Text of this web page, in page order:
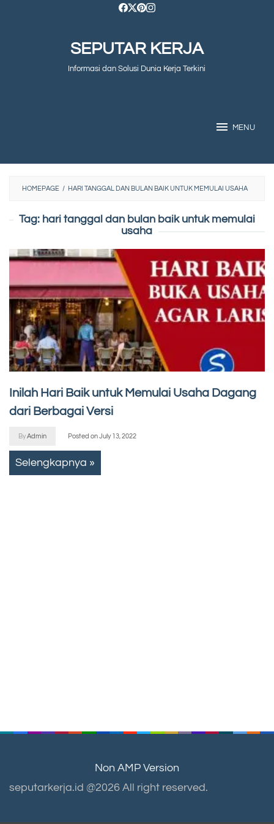
SEPUTAR KERJA
Informasi dan Solusi Dunia Kerja Terkini
MENU
HOMEPAGE / HARI TANGGAL DAN BULAN BAIK UNTUK MEMULAI USAHA
Tag: hari tanggal dan bulan baik untuk memulai
usaha
Inilah Hari Baik untuk Memulai Usaha Dagang
dari Berbagai Versi
ByAdmin Posted onJuly 13, 2022
Selengkapnya »
Non AMP Version
seputarkerja.id @2026 All right reserved.